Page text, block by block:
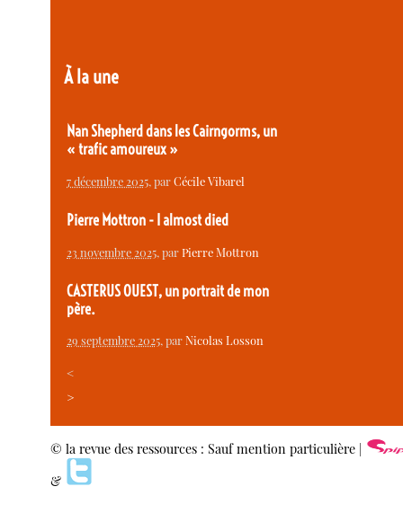
À la une
Nan Shepherd dans les Cairngorms, un
« trafic amoureux »
7 décembre 2025, parCécile Vibarel
Pierre Mottron - I almost died
23 novembre 2025, parPierre Mottron
CASTERUS OUEST, un portrait de mon
père.
29 septembre 2025, parNicolas Losson
<
>
© la revue des ressources : Sauf mention particulière |
&